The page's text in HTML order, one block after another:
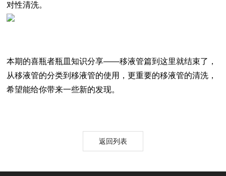
对性清洗。
本期的喜瓶者瓶皿知识分享——移液管篇到这里就结束了，
从移液管的分类到移液管的使用，更重要的移液管的清洗，
希望能给你带来一些新的发现。
返回列表